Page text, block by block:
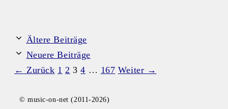
Ältere Beiträge
Neuere Beiträge
← Zurück Seite
1 Seite
2 Seite
3 Seite
4 … Seite
167 Weiter →
© music-on-net (2011-2026)